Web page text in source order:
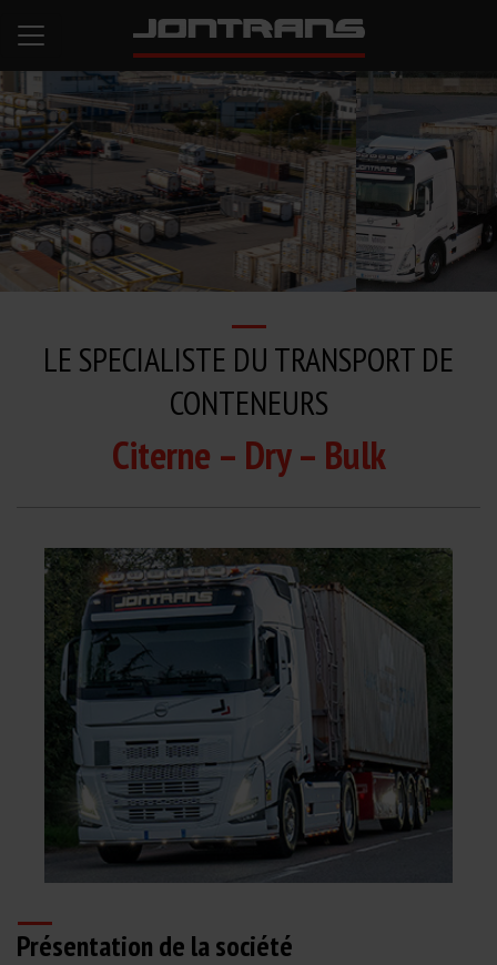
LE SPECIALISTE DU TRANSPORT DE
CONTENEURS
Citerne – Dry – Bulk
Présentation de la société